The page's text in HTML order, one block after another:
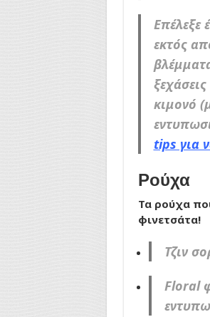
εκτός
κιμονό
tips για
Ρούχα
Τα ρούχα
φινετσάτα!
Τζιν
Floral